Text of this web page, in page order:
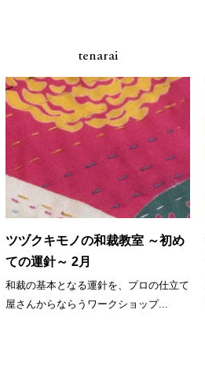
tenarai
ツヅクキモノの和裁教室 ～初め
ての運針～ 2月
和裁の基本となる運針を、プロの仕立て
屋さんからならうワークショップ...